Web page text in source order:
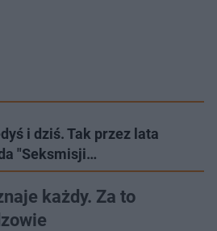
i dziś. Tak przez lata
"Seksmisji…
każdy. Za to